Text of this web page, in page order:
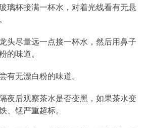
璃杯接满一杯水，对着光线看有无悬
头尽量远一点接一杯水，然后用鼻子
的味道。
有无漂白粉的味道。
夜后观察茶水是否变黑，如果茶水变
、锰严重超标。